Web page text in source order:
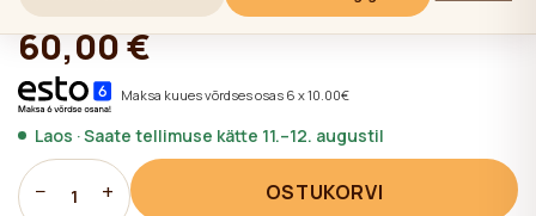
60,00 €
Maksa kuues võrdses osas 6 x 10.00€
Laos · Saate tellimuse kätte 11.–12. augustil
− 1 + OSTUKORVI
Võite nõustuda kõigi küpsiste kasutamisega, klõpsates
nupule "Nõustu kõigiga" või lükata need tagasi,
klõpsates nupule "Keela kõik". Kui veebisaidi kasutaja
veebisaidi toimimiseks vajalikud tehnilised küpsised, mille
kasutamiseks ei ole vaja kasutaja nõusolekut.